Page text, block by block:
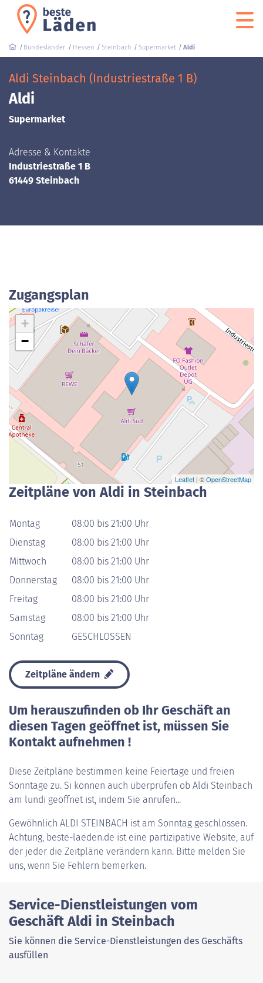
Bundesländer Hessen Steinbach Supermarket Aldi
Aldi Steinbach (Industriestraße 1 B)
Aldi
Supermarket
Adresse & Kontakte
Industriestraße 1 B
61449 Steinbach
Zugangsplan
+
−
Leaflet | ©OpenStreetMap
Zeitpläne von Aldi in Steinbach
Montag
08:00 bis 21:00 Uhr
Dienstag
08:00 bis 21:00 Uhr
Mittwoch
08:00 bis 21:00 Uhr
Donnerstag
08:00 bis 21:00 Uhr
Freitag
08:00 bis 21:00 Uhr
Samstag
08:00 bis 21:00 Uhr
Sonntag
GESCHLOSSEN
Zeitpläne ändern
Um herauszufinden ob Ihr Geschäft an
diesen Tagen geöffnet ist, müssen Sie
Kontakt aufnehmen !
Diese Zeitpläne bestimmen keine Feiertage und freien
Sonntage zu. Si können auch überprüfen ob Aldi Steinbach
am lundi geöffnet ist, indem Sie anrufen...
Gewöhnlich ALDI STEINBACH ist am Sonntag geschlossen.
Achtung, beste-laeden.de ist eine partizipative Website, auf
der jeder die Zeitpläne verändern kann. Bitte melden Sie
uns, wenn Sie Fehlern bemerken.
Service-Dienstleistungen vom
Geschäft Aldi in Steinbach
Sie können die Service-Dienstleistungen des Geschäfts
ausfüllen